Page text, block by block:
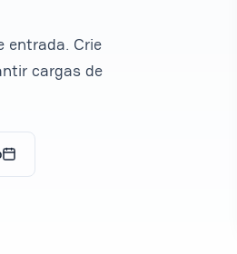
entrada. Crie
cargas de